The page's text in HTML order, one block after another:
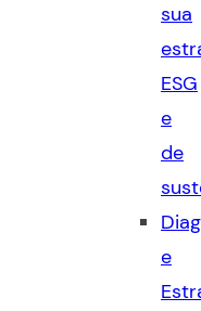
sua
ESG
e
de
e